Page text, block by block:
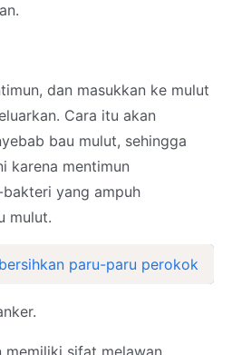
dan masukkan ke mulut
Cara itu akan
bau mulut, sehingga
karena mentimun
yang ampuh
mulut.
paru-paru perokok
memiliki sifat melawan